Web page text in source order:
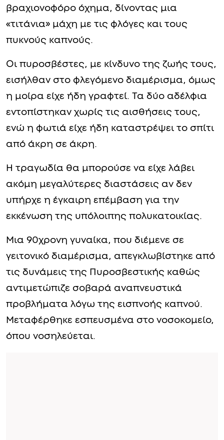
βραχιονοφόρο όχημα, δίνοντας μια
«τιτάνια» μάχη με τις φλόγες και τους
πυκνούς καπνούς.
Οι πυροσβέστες, με κίνδυνο της ζωής τους,
εισήλθαν στο φλεγόμενο διαμέρισμα, όμως
η μοίρα είχε ήδη γραφτεί. Τα δύο αδέλφια
εντοπίστηκαν χωρίς τις αισθήσεις τους,
ενώ η φωτιά είχε ήδη καταστρέψει το σπίτι
από άκρη σε άκρη.
Η τραγωδία θα μπορούσε να είχε λάβει
ακόμη μεγαλύτερες διαστάσεις αν δεν
υπήρχε η έγκαιρη επέμβαση για την
εκκένωση της υπόλοιπης πολυκατοικίας.
Μια 90χρονη γυναίκα, που διέμενε σε
γειτονικό διαμέρισμα, απεγκλωβίστηκε από
τις δυνάμεις της Πυροσβεστικής καθώς
αντιμετώπιζε σοβαρά αναπνευστικά
προβλήματα λόγω της εισπνοής καπνού.
Μεταφέρθηκε εσπευσμένα στο νοσοκομείο,
όπου νοσηλεύεται.